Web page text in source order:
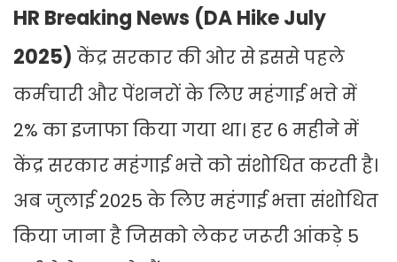
HR Breaking News (DA Hike July
2025) केंद्र सरकार की ओर से इससे पहले
कर्मचारी और पेंशनरों के लिए महंगाई भत्ते में
2% का इजाफा किया गया था। हर 6 महीने में
केंद्र सरकार महंगाई भत्ते को संशोधित करती है।
अब जुलाई 2025 के लिए महंगाई भत्ता संशोधित
किया जाना है जिसको लेकर जरूरी आंकड़े 5